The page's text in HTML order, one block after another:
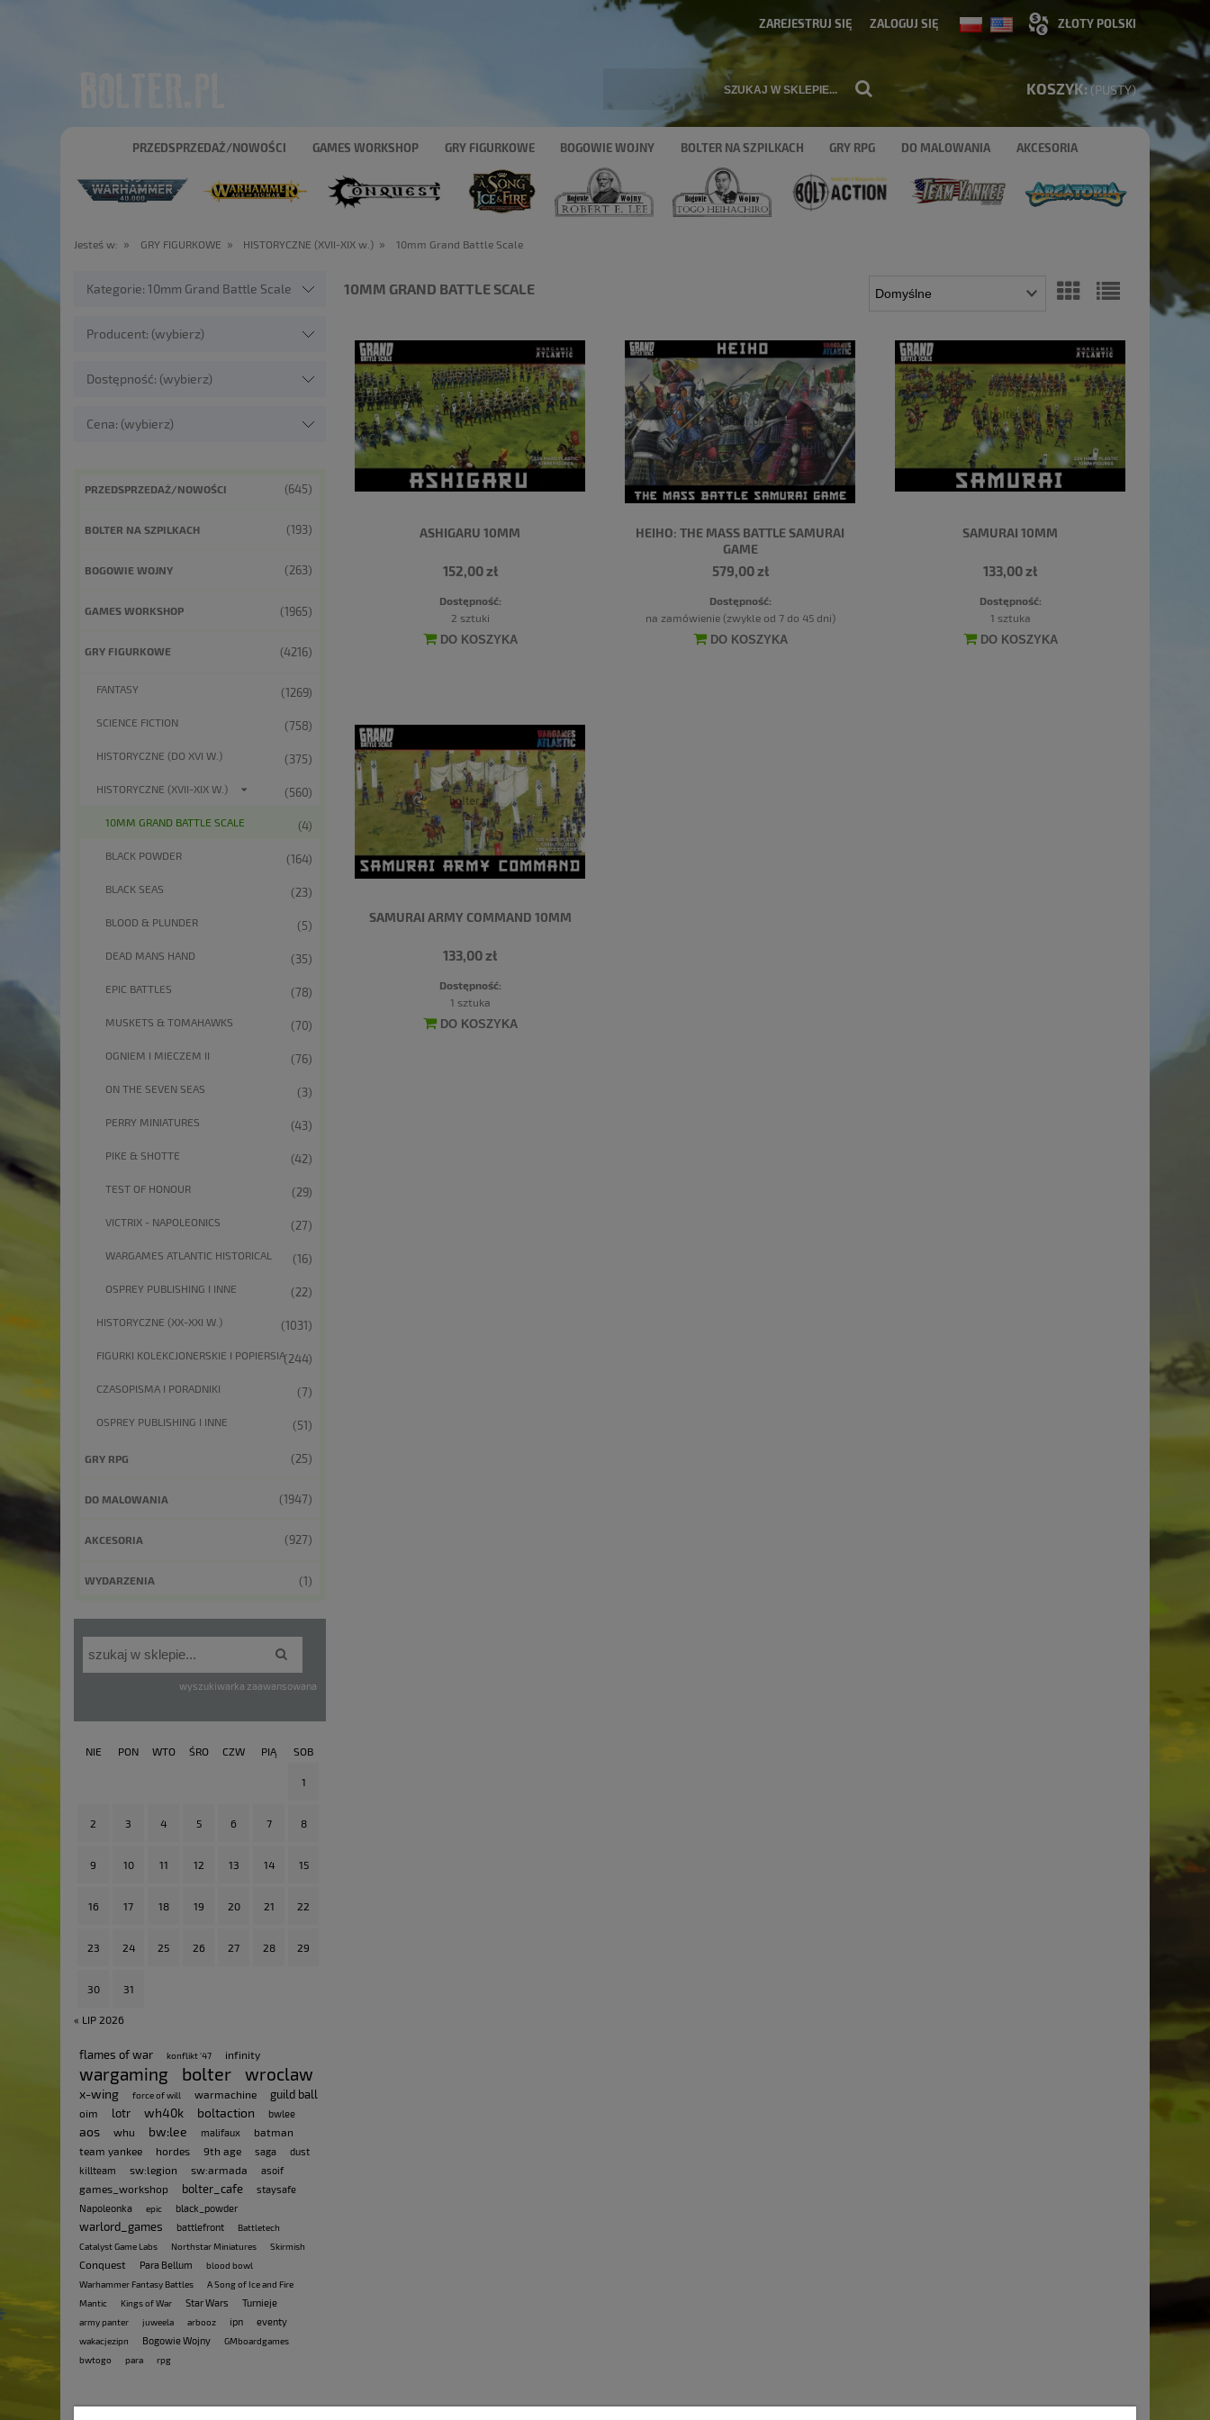
ZAREJESTRUJ SIĘ ZALOGUJ SIĘ
KOSZYK:(PUSTY)
PRZEDSPRZEDAŻ/NOWOŚCI GAMES WORKSHOP GRY FIGURKOWE BOGOWIE WOJNY BOLTER NA SZPILKACH GRY RPG DO MALOWANIA AKCESORIA
Jesteś w: » GRY FIGURKOWE » HISTORYCZNE (XVII-XIX w.) » 10mm Grand Battle Scale
Kategorie: 10mm Grand Battle Scale
Producent: (wybierz)
Dostępność: (wybierz)
Cena: (wybierz)
PRZEDSPRZEDAŻ/NOWOŚCI (645)
BOLTER NA SZPILKACH (193)
BOGOWIE WOJNY (263)
GAMES WORKSHOP (1965)
GRY FIGURKOWE (4216)
FANTASY (1269)
SCIENCE FICTION (758)
HISTORYCZNE (DO XVI W.) (375)
HISTORYCZNE (XVII-XIX W.) (560)
10MM GRAND BATTLE SCALE (4)
BLACK POWDER (164)
BLACK SEAS (23)
BLOOD & PLUNDER (5)
DEAD MANS HAND (35)
EPIC BATTLES (78)
MUSKETS & TOMAHAWKS (70)
OGNIEM I MIECZEM II (76)
ON THE SEVEN SEAS (3)
PERRY MINIATURES (43)
PIKE & SHOTTE (42)
TEST OF HONOUR (29)
VICTRIX - NAPOLEONICS (27)
WARGAMES ATLANTIC HISTORICAL (16)
OSPREY PUBLISHING I INNE (22)
HISTORYCZNE (XX-XXI W.) (1031)
FIGURKI KOLEKCJONERSKIE I POPIERSIA(244)
CZASOPISMA I PORADNIKI (7)
OSPREY PUBLISHING I INNE (51)
GRY RPG (25)
DO MALOWANIA (1947)
AKCESORIA (927)
WYDARZENIA (1)
wyszukiwarka zaawansowana
NIE PON WTO ŚRO CZW PIĄ SOB
1
2 3 4 5 6 7 8
9 10 11 12 13 14 15
16 17 18 19 20 21 22
23 24 25 26 27 28 29
30 31
« LIP 2026
flames of war konflikt '47 infinity
wargaming bolter wroclaw
x-wing force of will warmachine guild ball
oim lotr wh40k boltaction bwlee
aos whu bw:lee malifaux
batman
team yankee
hordes 9th age saga
dust
killteam
sw:legion sw:armada asoif
games_workshop bolter_cafe
staysafe
Napoleonka
epic black_powder
warlord_games battlefront
Battletech
Catalyst Game Labs
Northstar Miniatures Skirmish
Conquest Para Bellum
blood bowl
Warhammer Fantasy Battles
A Song of Ice and Fire
Mantic
Kings of War Star Wars Turnieje
army panter juweela arbooz ipn eventy
wakacjezipn Bogowie Wojny
GMboardgames
bwtogo
para rpg
10MM GRAND BATTLE SCALE
ASHIGARU 10MM
152,00 zł
Dostępność:
2 sztuki
DO KOSZYKA
HEIHO: THE MASS BATTLE SAMURAI
GAME
579,00 zł
Dostępność:
na zamówienie (zwykle od 7 do 45 dni)
DO KOSZYKA
SAMURAI 10MM
133,00 zł
Dostępność:
1 sztuka
DO KOSZYKA
SAMURAI ARMY COMMAND 10MM
133,00 zł
Dostępność:
1 sztuka
DO KOSZYKA